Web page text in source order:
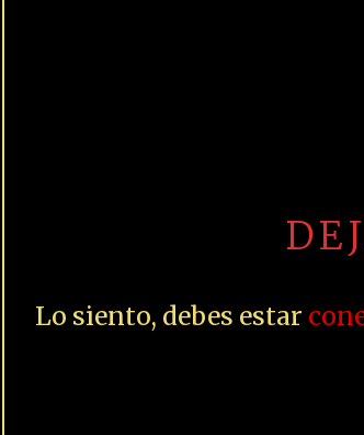
Lo siento, debes estar